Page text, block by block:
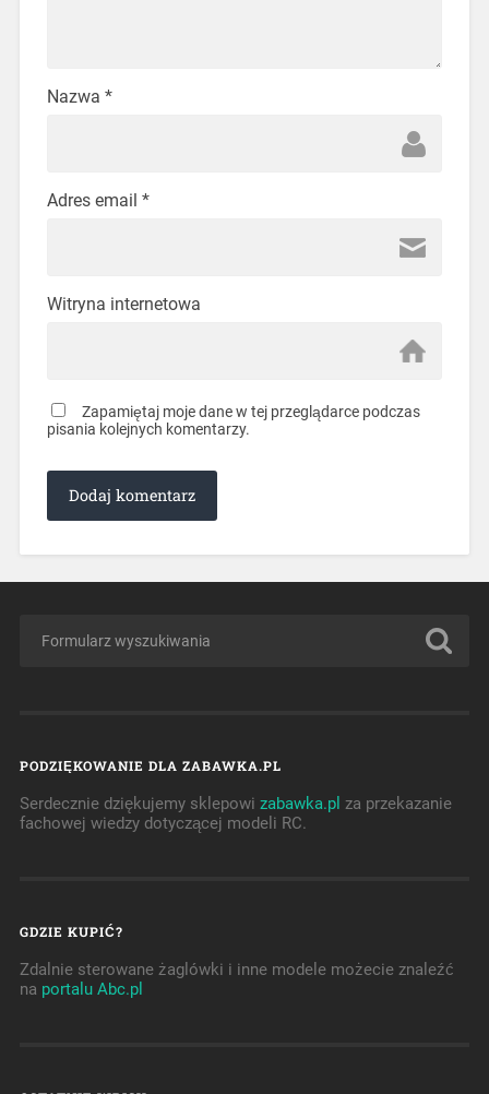
Nazwa *
Adres email *
Witryna internetowa
Zapamiętaj moje dane w tej przeglądarce podczas
pisania kolejnych komentarzy.
PODZIĘKOWANIE DLA ZABAWKA.PL
Serdecznie dziękujemy sklepowi zabawka.pl za przekazanie
fachowej wiedzy dotyczącej modeli RC.
GDZIE KUPIĆ?
Zdalnie sterowane żaglówki i inne modele możecie znaleźć
na portalu Abc.pl